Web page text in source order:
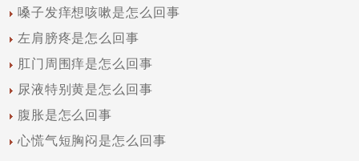
嗓子发痒想咳嗽是怎么回事
左肩膀疼是怎么回事
肛门周围痒是怎么回事
尿液特别黄是怎么回事
腹胀是怎么回事
心慌气短胸闷是怎么回事